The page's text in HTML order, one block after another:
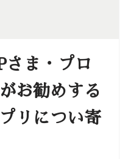
ま・プロ
お勧めする
リについ寄